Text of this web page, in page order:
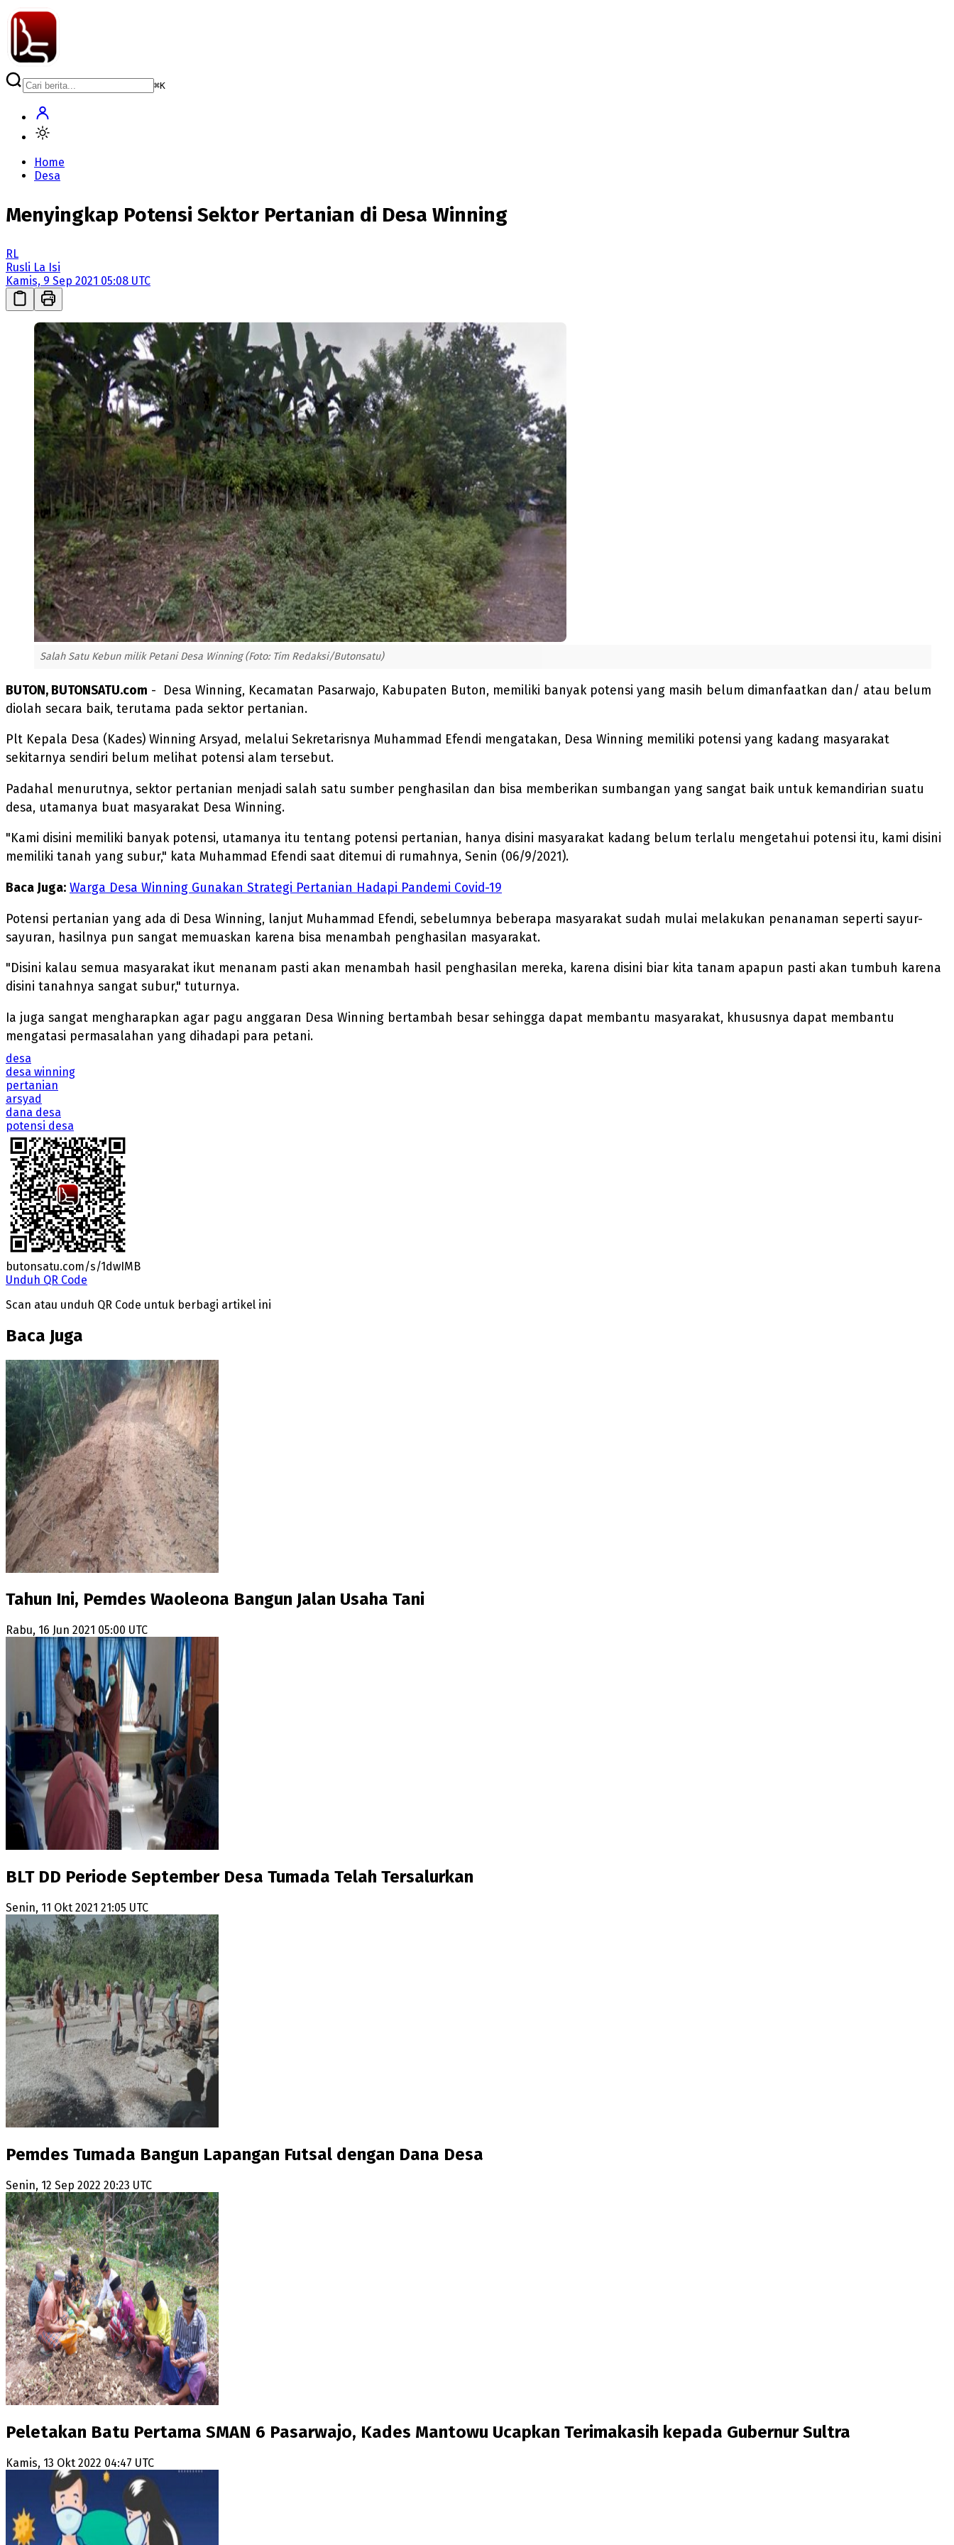
⌘K
Home
Desa
Menyingkap Potensi Sektor Pertanian di Desa Winning
RL
Rusli La Isi
Kamis, 9 Sep 2021 05:08 UTC
Salah Satu Kebun milik Petani Desa Winning (Foto: Tim Redaksi/Butonsatu)
BUTON, BUTONSATU.com - Desa Winning, Kecamatan Pasarwajo, Kabupaten Buton, memiliki banyak potensi yang masih belum dimanfaatkan dan/ atau belum
diolah secara baik, terutama pada sektor pertanian.
Plt Kepala Desa (Kades) Winning Arsyad, melalui Sekretarisnya Muhammad Efendi mengatakan, Desa Winning memiliki potensi yang kadang masyarakat
sekitarnya sendiri belum melihat potensi alam tersebut.
Padahal menurutnya, sektor pertanian menjadi salah satu sumber penghasilan dan bisa memberikan sumbangan yang sangat baik untuk kemandirian suatu
desa, utamanya buat masyarakat Desa Winning.
"Kami disini memiliki banyak potensi, utamanya itu tentang potensi pertanian, hanya disini masyarakat kadang belum terlalu mengetahui potensi itu, kami disini
memiliki tanah yang subur," kata Muhammad Efendi saat ditemui di rumahnya, Senin (06/9/2021).
Baca Juga: Warga Desa Winning Gunakan Strategi Pertanian Hadapi Pandemi Covid-19
Potensi pertanian yang ada di Desa Winning, lanjut Muhammad Efendi, sebelumnya beberapa masyarakat sudah mulai melakukan penanaman seperti sayur-
sayuran, hasilnya pun sangat memuaskan karena bisa menambah penghasilan masyarakat.
"Disini kalau semua masyarakat ikut menanam pasti akan menambah hasil penghasilan mereka, karena disini biar kita tanam apapun pasti akan tumbuh karena
disini tanahnya sangat subur," tuturnya.
Ia juga sangat mengharapkan agar pagu anggaran Desa Winning bertambah besar sehingga dapat membantu masyarakat, khususnya dapat membantu
mengatasi permasalahan yang dihadapi para petani.
desa
desa winning
pertanian
arsyad
dana desa
potensi desa
butonsatu.com/s/1dwIMB
Unduh QR Code
Scan atau unduh QR Code untuk berbagi artikel ini
Baca Juga
Tahun Ini, Pemdes Waoleona Bangun Jalan Usaha Tani
Rabu, 16 Jun 2021 05:00 UTC
BLT DD Periode September Desa Tumada Telah Tersalurkan
Senin, 11 Okt 2021 21:05 UTC
Pemdes Tumada Bangun Lapangan Futsal dengan Dana Desa
Senin, 12 Sep 2022 20:23 UTC
Peletakan Batu Pertama SMAN 6 Pasarwajo, Kades Mantowu Ucapkan Terimakasih kepada Gubernur Sultra
Kamis, 13 Okt 2022 04:47 UTC